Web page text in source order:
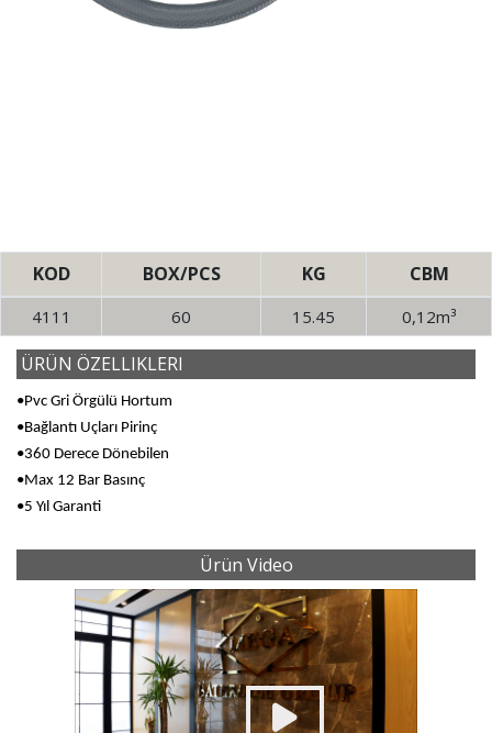
KOD BOX/PCS KG CBM
4111 60 15.45 0,12m³
ÜRÜN ÖZELLIKLERI
•Pvc Gri Örgülü Hortum
•Bağlantı Uçları Pirinç
•360 Derece Dönebilen
•Max 12 Bar Basınç
•5 Yıl Garanti
Ürün Video